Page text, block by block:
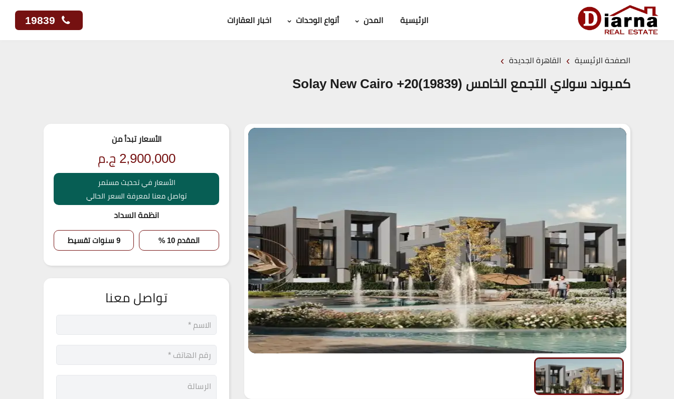
الرئيسية المدن أنواع الوحدات اخبار العقارات
الصفحة الرئيسية › القاهرة الجديدة ›
كمبوند سولاي التجمع الخامس (19839)20+ Solay New Cairo
الأسعار تبدأ من
2,900,000ج.م
الأسعار في تحديث مستمر
تواصل معنا لمعرفة السعر الحالي
انظمة السداد
المقدم 10 % 9 سنوات تقسيط
تواصل معنا